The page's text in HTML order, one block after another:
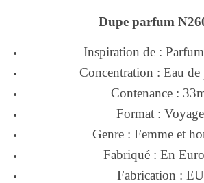
Dupe parfum
Inspiration de :
Concentration : Eau de
Contenance :
Format : Voyage
Genre : Femme et
Fabriqué : En
Fabrication : EU